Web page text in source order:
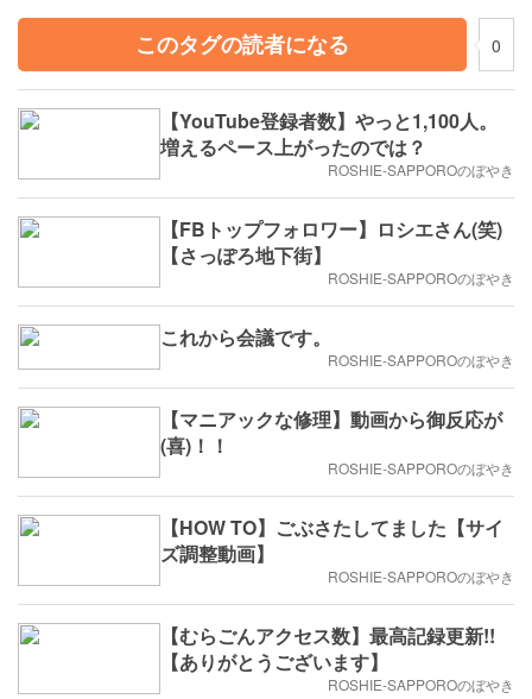
このタグの読者になる
0
【YouTube登録者数】やっと1,100人。
増えるペース上がったのでは？
ROSHIE-SAPPOROのぼやき
【FBトップフォロワー】ロシエさん(笑)
【さっぽろ地下街】
ROSHIE-SAPPOROのぼやき
これから会議です。
ROSHIE-SAPPOROのぼやき
【マニアックな修理】動画から御反応が
(喜)！！
ROSHIE-SAPPOROのぼやき
【HOW TO】ごぶさたしてました【サイ
ズ調整動画】
ROSHIE-SAPPOROのぼやき
【むらごんアクセス数】最高記録更新!!
【ありがとうございます】
ROSHIE-SAPPOROのぼやき